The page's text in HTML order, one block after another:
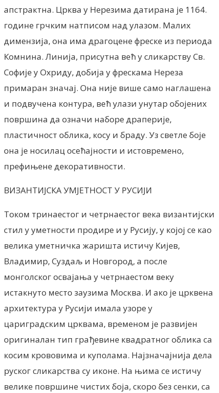
апстрактна. Црква у Нерезима датирана је 1164.
године грчким натписом над улазом. Малих
димензија, она има драгоцене фреске из периода
Комнина. Линија, присутна већ у сликарству Св.
Софије у Охриду, добија у фрескама Нереза
примаран значај. Она није више само наглашена
и подвучена контура, већ улази унутар обојених
површина да означи наборе драперије,
пластичност облика, косу и браду. Уз светле боје
она је носилац осећајности и истовремено,
префињене декоративности.
ВИЗАНТИЈСКА УМЈЕТНОСТ У РУСИЈИ
Током тринаестог и четрнаестог века византијски
стил у уметности продире и у Русију, у којој се као
велика уметничка жаришта истичу Кијев,
Владимир, Суздаљ и Новгород, а после
монголског освајања у четрнаестом веку
истакнуто место заузима Москва. И ако је црквена
архитектура у Русији имала узоре у
цариградским црквама, временом је развијен
оригиналан тип грађевине квадратног облика са
косим крововима и куполама. Најзначајнија дела
руског сликарства су иконе. На њима се истичу
велике површине чистих боја, скоро без сенки, са